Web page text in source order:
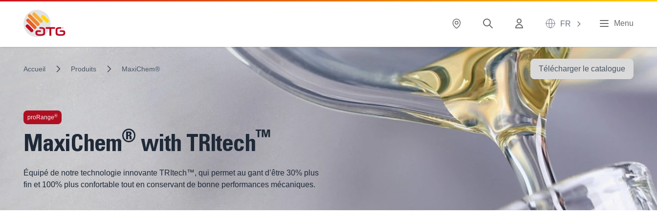
FR Menu
Accueil Produits MaxiChem® Télécharger le catalogue
proRange®
MaxiChem® with TRItech™
Équipé de notre technologie innovante TRItech™, qui permet au gant d’être 30% plus
fin et 100% plus confortable tout en conservant de bonne performances mécaniques.